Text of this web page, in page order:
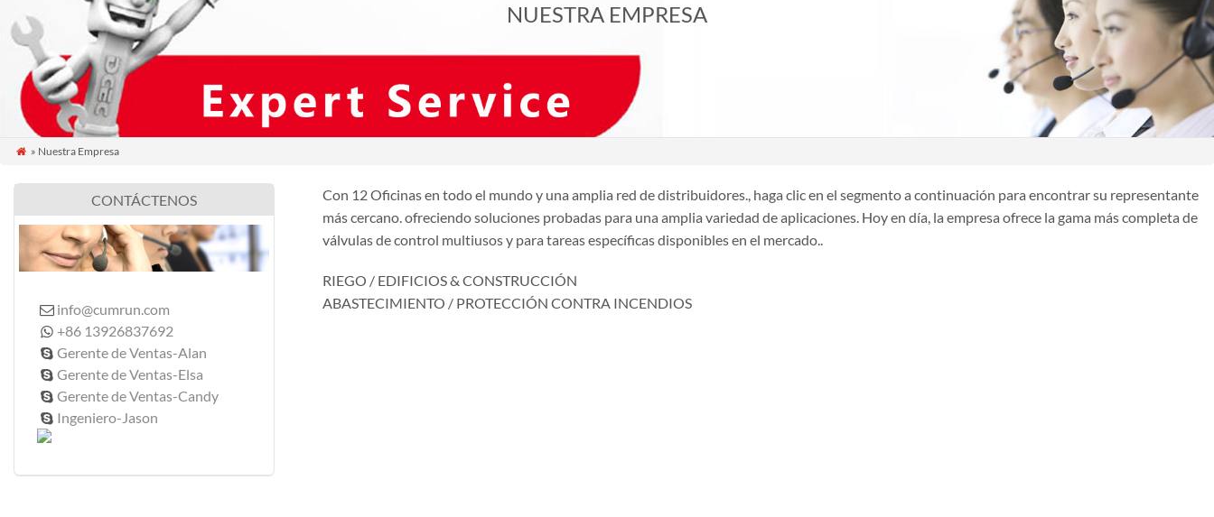
NUESTRA EMPRESA
 » Nuestra Empresa
Con 12 Oficinas en todo el mundo y una amplia red de distribuidores., haga clic en el segmento a continuación para encontrar su representante
más cercano. ofreciendo soluciones probadas para una amplia variedad de aplicaciones. Hoy en día, la empresa ofrece la gama más completa de
válvulas de control multiusos y para tareas específicas disponibles en el mercado..
RIEGO / EDIFICIOS & CONSTRUCCIÓN
ABASTECIMIENTO / PROTECCIÓN CONTRA INCENDIOS
CONTÁCTENOS
 info@cumrun.com
 +86 13926837692
 Gerente de Ventas-Alan
 Gerente de Ventas-Elsa
 Gerente de Ventas-Candy
 Ingeniero-Jason